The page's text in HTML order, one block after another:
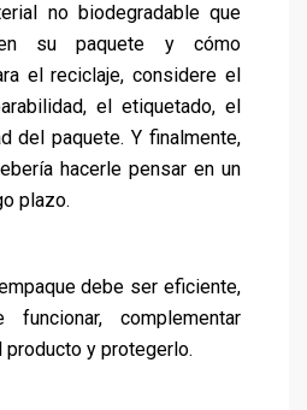
no biodegradable que
su paquete y cómo
el reciclaje, considere el
el etiquetado, el
del paquete. Y finalmente,
hacerle pensar en un
plazo.
debe ser eficiente,
complementar
y protegerlo.